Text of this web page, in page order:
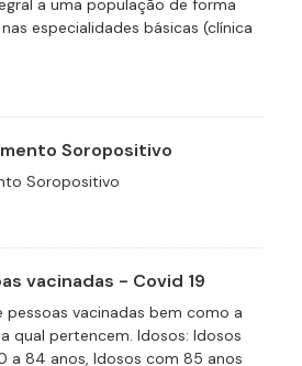
a uma população de forma
especialidades básicas (clínica
Soropositivo
Soropositivo
vacinadas - Covid 19
vacinadas bem como a
qual pertencem. Idosos: Idosos
a 84 anos, Idosos com 85 anos